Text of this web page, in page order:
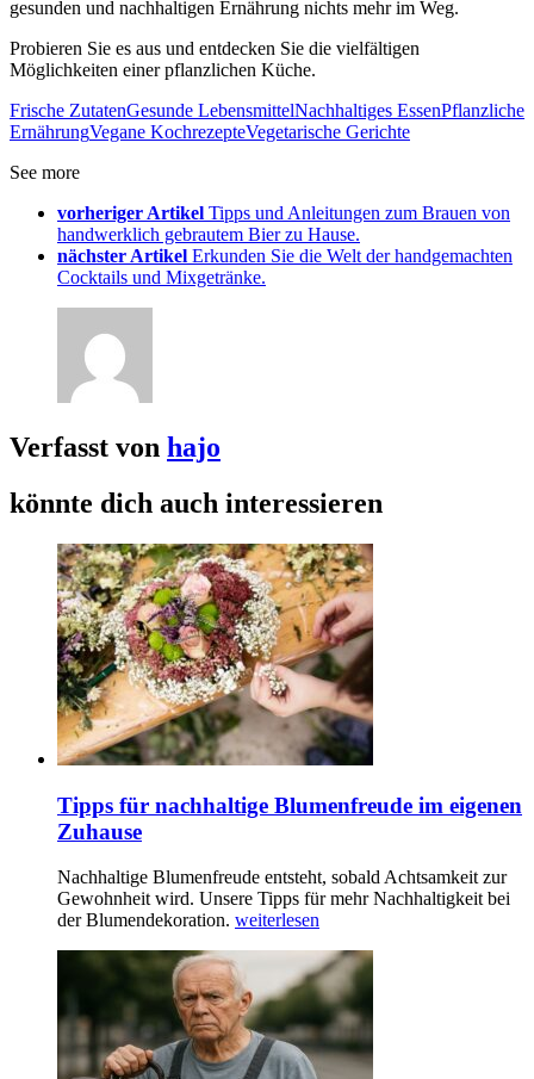
gesunden und nachhaltigen Ernährung nichts mehr im Weg.
Probieren Sie es aus und entdecken Sie die vielfältigen
Möglichkeiten einer pflanzlichen Küche.
Frische ZutatenGesunde LebensmittelNachhaltiges EssenPflanzliche
ErnährungVegane KochrezepteVegetarische Gerichte
See more
vorheriger Artikel Tipps und Anleitungen zum Brauen von
handwerklich gebrautem Bier zu Hause.
nächster Artikel Erkunden Sie die Welt der handgemachten
Cocktails und Mixgetränke.
Verfasst von hajo
könnte dich auch interessieren
Tipps für nachhaltige Blumenfreude im eigenen
Zuhause
Nachhaltige Blumenfreude entsteht, sobald Achtsamkeit zur
Gewohnheit wird. Unsere Tipps für mehr Nachhaltigkeit bei
der Blumendekoration. weiterlesen